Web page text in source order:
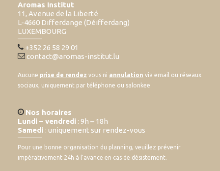
Aromas Institut
11, Avenue de la Liberté
L-4660 Differdange (Déifferdang)
LUXEMBOURG
+352 26 58 29 01
contact@aromas-institut.lu
Aucune prise de rendez vous ni annulation via email ou réseaux
sociaux, uniquement par téléphone ou salonkee
Nos horaires
Lundi – vendredi : 9h – 18h
Samedi : uniquement sur rendez-vous
Pour une bonne organisation du planning, veuillez prévenir
impérativement 24h à l’avance en cas de désistement.